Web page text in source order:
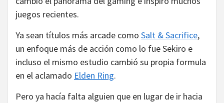
juegos recientes.
Ya sean títulos más arcade como Salt & Sacrifice,
un enfoque más de acción como lo fue Sekiro e
incluso el mismo estudio cambió su propia formula
en el aclamado Elden Ring.
Pero ya hacía falta alguien que en lugar de ir hacia